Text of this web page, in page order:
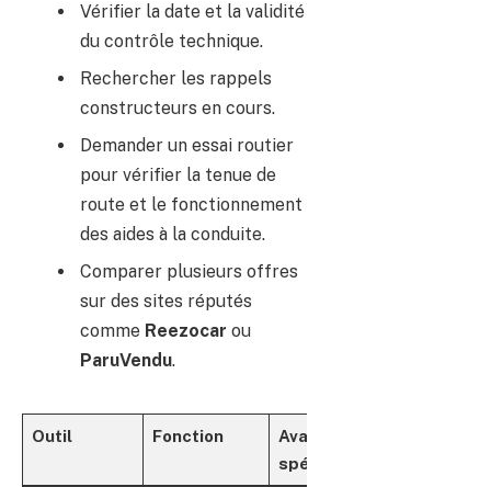
Vérifier la date et la validité
du contrôle technique.
Rechercher les rappels
constructeurs en cours.
Demander un essai routier
pour vérifier la tenue de
route et le fonctionnement
des aides à la conduite.
Comparer plusieurs offres
sur des sites réputés
comme Reezocar ou
ParuVendu.
Outil Fonction
Avantages
spécifiques